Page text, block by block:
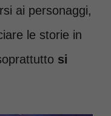
ai personaggi,
le storie in
si